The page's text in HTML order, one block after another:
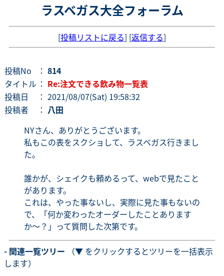
ラスベガス大全フォーラム
[投稿リストに戻る] [返信する]
投稿No ： 814
タイトル ： Re:注文できる飲み物一覧表
投稿日
： 2021/08/07(Sat) 19:58:32
投稿者
： 八田
NYさん、ありがとうございます。
私もこの表をスクショして、ラスベガス行きまし
た。
誰かが、シェイクも頼めるって、webで見たこと
があります。
これは、やった事ないし、実際に見た事もないの
で、「何か変わったオーダーしたことあります
か〜？」って質問した次第です。
- 関連一覧ツリー （▼ をクリックするとツリーを一括表示
します）